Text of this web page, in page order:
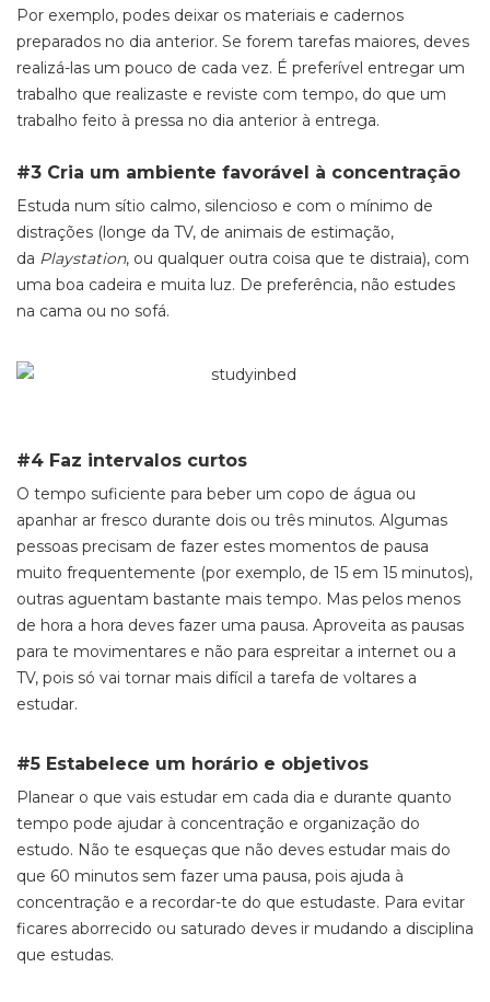
Por exemplo, podes deixar os materiais e cadernos
preparados no dia anterior. Se forem tarefas maiores, deves
realizá-las um pouco de cada vez. É preferível entregar um
trabalho que realizaste e reviste com tempo, do que um
trabalho feito à pressa no dia anterior à entrega.
#3 Cria um ambiente favorável à concentração
Estuda num sítio calmo, silencioso e com o mínimo de
distrações (longe da TV, de animais de estimação,
da Playstation, ou qualquer outra coisa que te distraia), com
uma boa cadeira e muita luz. De preferência, não estudes
na cama ou no sofá.
#4 Faz intervalos curtos
O tempo suficiente para beber um copo de água ou
apanhar ar fresco durante dois ou três minutos. Algumas
pessoas precisam de fazer estes momentos de pausa
muito frequentemente (por exemplo, de 15 em 15 minutos),
outras aguentam bastante mais tempo. Mas pelos menos
de hora a hora deves fazer uma pausa. Aproveita as pausas
para te movimentares e não para espreitar a internet ou a
TV, pois só vai tornar mais difícil a tarefa de voltares a
estudar.
#5 Estabelece um horário e objetivos
Planear o que vais estudar em cada dia e durante quanto
tempo pode ajudar à concentração e organização do
estudo. Não te esqueças que não deves estudar mais do
que 60 minutos sem fazer uma pausa, pois ajuda à
concentração e a recordar-te do que estudaste. Para evitar
ficares aborrecido ou saturado deves ir mudando a disciplina
que estudas.